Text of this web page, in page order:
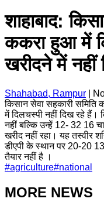
शाहाबाद:
ककरा हुआ में
खरीदने में नहीं
Shahabad, Rampur
किसान सेवा सहकारी
में दिलचस्पी नहीं दिख रहे हैं।
नहीं बल्कि उन्हें 12- 32 16
खरीद नहीं रहा। यह तस्वीर
डीएपी के स्थान पर 20-20
तैयार नहीं है ।
#agriculture#national
MORE NEWS